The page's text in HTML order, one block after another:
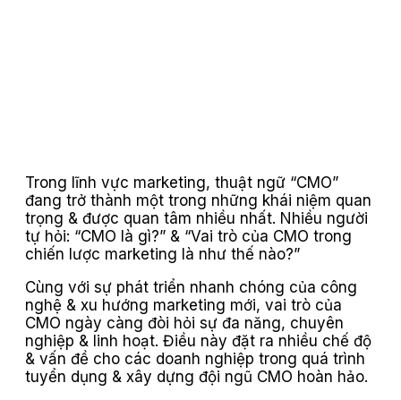
Trong lĩnh vực marketing, thuật ngữ “CMO”
đang trở thành một trong những khái niệm quan
trọng & được quan tâm nhiều nhất. Nhiều người
tự hỏi: “CMO là gì?” & “Vai trò của CMO trong
chiến lược marketing là như thế nào?”
Cùng với sự phát triển nhanh chóng của công
nghệ & xu hướng marketing mới, vai trò của
CMO ngày càng đòi hỏi sự đa năng, chuyên
nghiệp & linh hoạt. Điều này đặt ra nhiều chế độ
& vấn đề cho các doanh nghiệp trong quá trình
tuyển dụng & xây dựng đội ngũ CMO hoàn hảo.